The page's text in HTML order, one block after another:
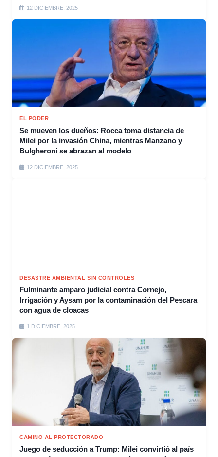
12 DICIEMBRE, 2025
EL PODER
Se mueven los dueños: Rocca toma distancia de
Milei por la invasión China, mientras Manzano y
Bulgheroni se abrazan al modelo
12 DICIEMBRE, 2025
DESASTRE AMBIENTAL SIN CONTROLES
Fulminante amparo judicial contra Cornejo,
Irrigación y Aysam por la contaminación del Pescara
con agua de cloacas
1 DICIEMBRE, 2025
CAMINO AL PROTECTORADO
Juego de seducción a Trump: Milei convirtió al país